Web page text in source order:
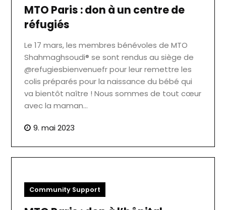
MTO Paris : don à un centre de
réfugiés
Le 17 mars, les membres bénévoles de MTO
Shahmaghsoudi® se sont rendus au siège de
@refugiesbienvenuefr pour leur remettre les
colis préparés pour la naissance du bébé qui
va bientôt naître ! Nous sommes de tout cœur
avec la maman…
9. mai 2023
Community Support